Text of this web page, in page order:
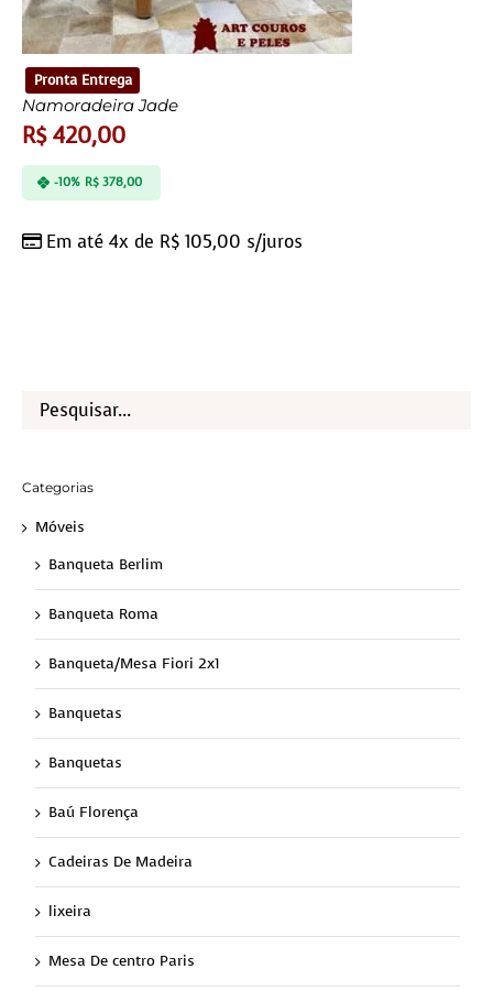
Pronta Entrega
Namoradeira Jade
R$420,00
Em até 4x de R$ 105,00 s/juros
-10% R$378,00
Categorias
Móveis
Banqueta Berlim
Banqueta Roma
Banqueta/Mesa Fiori 2x1
Banquetas
Banquetas
Baú Florença
Cadeiras De Madeira
lixeira
Mesa De centro Paris